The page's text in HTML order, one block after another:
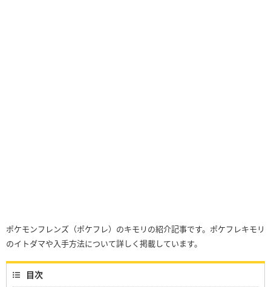
ポケモンフレンズ（ポケフレ）のキモリの紹介記事です。ポケフレキモリ
のイトダマや入手方法について詳しく掲載しています。
目次